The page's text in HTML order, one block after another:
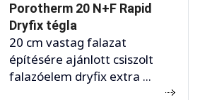
Porotherm 20 N+F Rapid
Dryfix tégla
20 cm vastag falazat
építésére ajánlott csiszolt
falazóelem dryfix extra ...